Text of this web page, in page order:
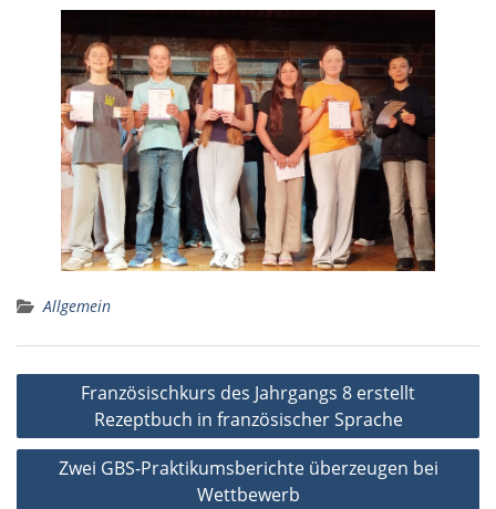
Allgemein
Beitragsnavigation
Französischkurs des Jahrgangs 8 erstellt
Rezeptbuch in französischer Sprache
Zwei GBS-Praktikumsberichte überzeugen bei
Wettbewerb